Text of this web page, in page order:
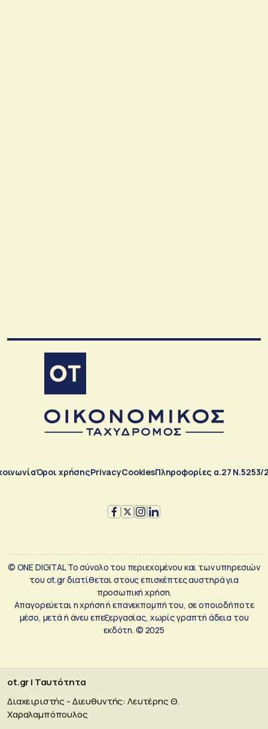
Όροι χρήσηςPrivacyCookiesΠληροφορίες α.27 Ν.5253/
© ONE DIGITAL Το σύνολο του περιεχομένου και των υπηρεσιών
του ot.gr διατίθεται στους επισκέπτες αυστηρά για
προσωπική χρήση.
Απαγορεύεται η χρήση ή επανεκπομπή του, σε οποιοδήποτε
μέσο, μετά ή άνευ επεξεργασίας, χωρίς γραπτή άδεια του
εκδότη. © 2025
ot.gr | Ταυτότητα
Διαχειριστής - Διευθυντής: Λευτέρης Θ.
Χαραλαμπόπουλος